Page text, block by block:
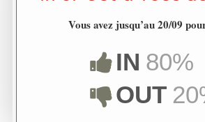
Vous avez jusqu’au 20/09
IN 80%
OUT